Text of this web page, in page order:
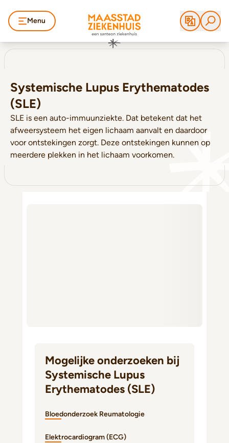
Menu
Systemische Lupus Erythematodes
(SLE)
SLE is een auto-immuunziekte. Dat betekent dat het
afweersysteem het eigen lichaam aanvalt en daardoor
voor ontstekingen zorgt. Deze ontstekingen kunnen op
meerdere plekken in het lichaam voorkomen.
Mogelijke onderzoeken bij
Systemische Lupus
Erythematodes (SLE)
Bloedonderzoek Reumatologie
Elektrocardiogram (ECG)